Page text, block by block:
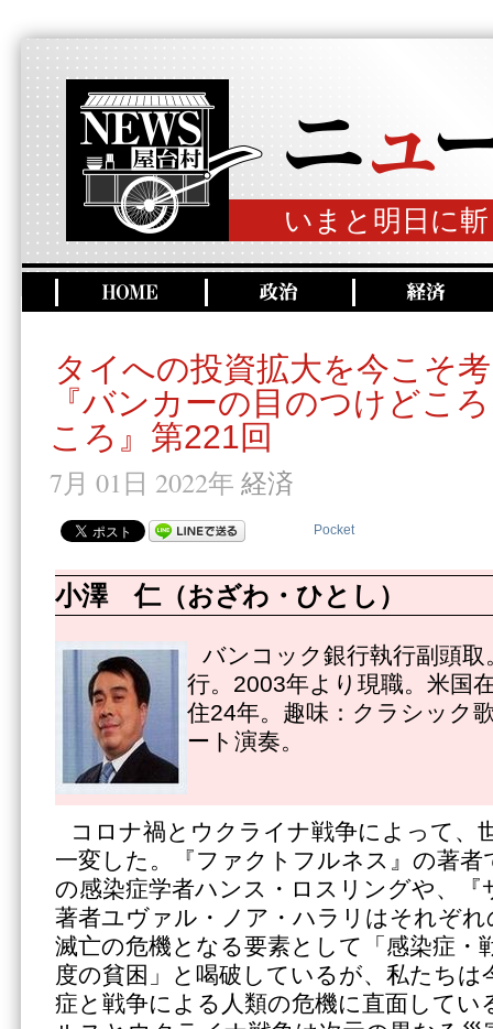
いまと明日に
タイへの投資拡大を今こそ
『バンカーの目のつけどこ
ころ』第221回
7月 01日 2022年 経済
Pocket
小澤 仁（おざわ・ひとし）
バンコック銀行執行副頭
行。2003年より現職。米国
住24年。趣味：クラシック
ート演奏。
コロナ禍とウクライナ戦争によって、
一変した。『ファクトフルネス』の著
の感染症学者ハンス・ロスリングや、『
著者ユヴァル・ノア・ハラリはそれぞ
滅亡の危機となる要素として「感染症・
度の貧困」と喝破しているが、私たちは
症と戦争による人類の危機に直面してい